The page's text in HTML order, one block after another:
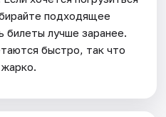
подходящее
билеты лучше заранее.
быстро, так что